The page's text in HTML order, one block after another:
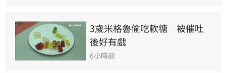
3歲米格魯偷吃軟糖　被催吐
後好有戲
6小時前